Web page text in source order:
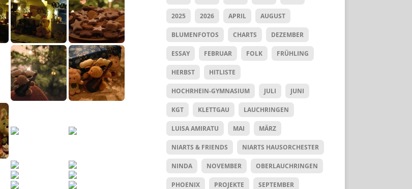
2025 2026 APRIL AUGUST
BLUMENFOTOS CHARTS DEZEMBER
ESSAY FEBRUAR FOLK FRÜHLING
HERBST HITLISTE
HOCHRHEIN-GYMNASIUM JULI JUNI
KGT KLETTGAU LAUCHRINGEN
LUISA AMIRATU MAI MÄRZ
NIARTS & FRIENDS NIARTS HAUSORCHESTER
NINDA NOVEMBER OBERLAUCHRINGEN
PHOENIX PROJEKTE SEPTEMBER